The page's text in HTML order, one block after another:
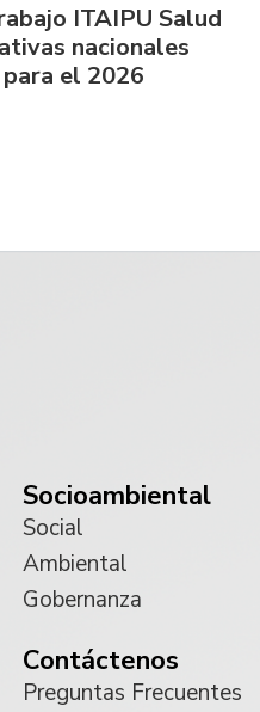
ITAIPU Salud
nacionales
el 2026
Socioambiental
Social
Ambiental
Gobernanza
Contáctenos
Preguntas Frecuentes